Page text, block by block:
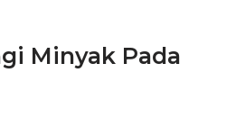
Minyak Pada